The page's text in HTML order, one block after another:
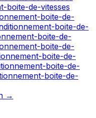
boite-de-vitesses
boite-de-
boite-de-
boite-de-
boite-de-
boite-de-
boite-de-
boite-de-
→